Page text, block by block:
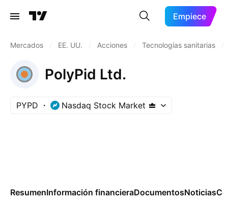
Empiece
Mercados EE. UU. Acciones Tecnologías sanitarias
PolyPid Ltd.
PYPD Nasdaq Stock Market
ResumenInformación financieraDocumentosNoticias